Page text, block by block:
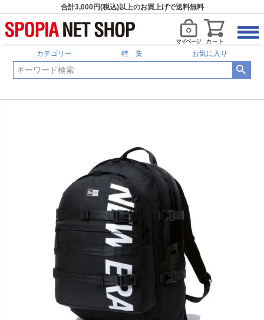
合計3,000円(税込)以上のお買上げで送料無料
カテゴリー 特 集 お気に入り